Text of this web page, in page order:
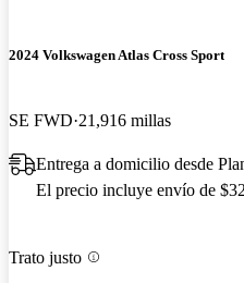
2024 Volkswagen Atlas Cross Sport
SE FWD 21,916 millas
Entrega a domicilio desde
El precio incluye envío de
Trato justo